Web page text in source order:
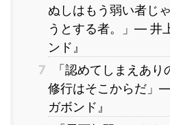
ぬしはもう弱い者じ
うとする者。」― 井
ンド』
7
「認めてしまえあり
修行はそこからだ」
ガボンド』